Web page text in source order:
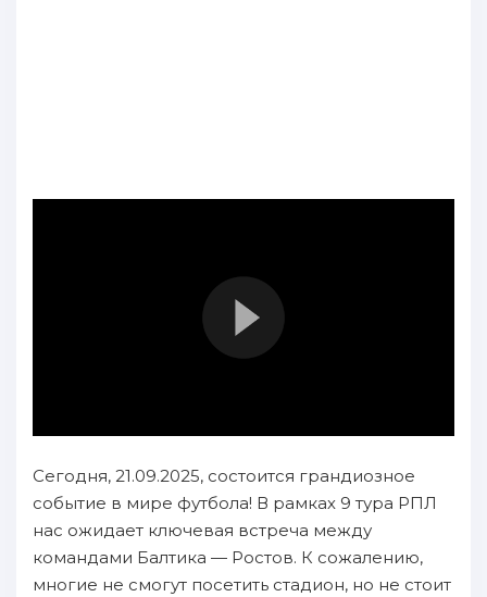
Сегодня, 21.09.2025, состоится грандиозное
событие в мире футбола! В рамках 9 тура РПЛ
нас ожидает ключевая встреча между
командами Балтика — Ростов. К сожалению,
многие не смогут посетить стадион, но не стоит